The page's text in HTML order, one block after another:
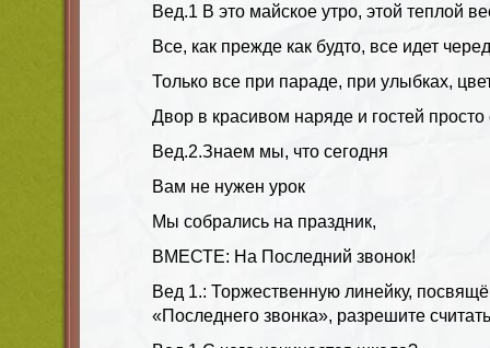
Вед.1 В это майское утро, этой теплой
Все, как прежде как будто, все идет
Только все при параде, при улыбках,
Двор в красивом наряде и гостей просто
Вед.2.Знаем мы, что сегодня
Вам не нужен урок
Мы собрались на праздник,
ВМЕСТЕ: На Последний звонок!
Вед 1.: Торжественную линейку,
«Последнего звонка», разрешите